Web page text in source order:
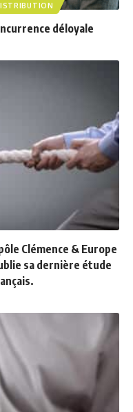
déloyale
Clémence & Europe
sa dernière étude